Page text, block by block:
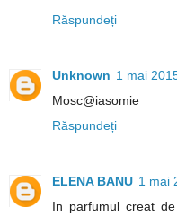
Răspundeți
Unknown 1 mai
Mosc@iasomie
Răspundeți
ELENA BANU 1 mai
In parfumul creat